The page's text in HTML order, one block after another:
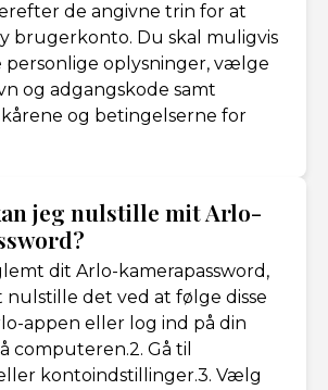
de angivne trin for at
brugerkonto. Du skal muligvis
personlige oplysninger, vælge
og adgangskode samt
og betingelserne for
jeg nulstille mit Arlo-
dit Arlo-kamerapassword,
nulstille det ved at følge disse
appen eller log ind på din
computeren.2. Gå til
kontoindstillinger.3. Vælg